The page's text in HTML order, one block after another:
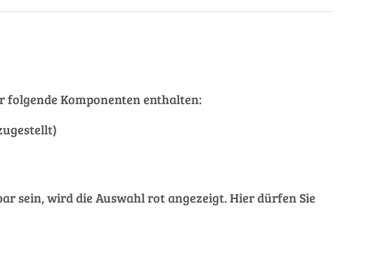
Komponenten enthalten:
sein, wird die Auswahl rot angezeigt. Hier dürfen Sie